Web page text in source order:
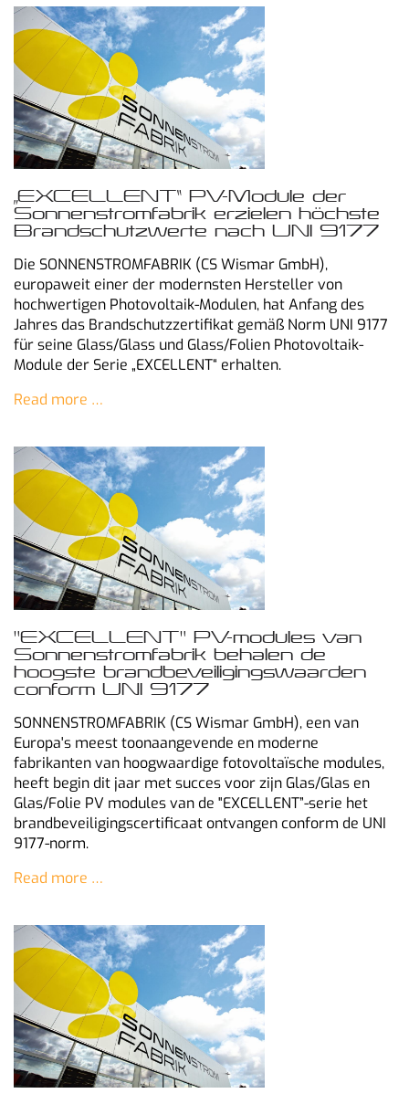
„EXCELLENT“ PV-Module der
Sonnenstromfabrik erzielen höchste
Brandschutzwerte nach UNI 9177
Die SONNENSTROMFABRIK (CS Wismar GmbH),
europaweit einer der modernsten Hersteller von
hochwertigen Photovoltaik-Modulen, hat Anfang des
Jahres das Brandschutzzertifikat gemäß Norm UNI 9177
für seine Glass/Glass und Glass/Folien Photovoltaik-
Module der Serie „EXCELLENT“ erhalten.
Read more …
"EXCELLENT" PV-modules van
Sonnenstromfabrik behalen de
hoogste brandbeveiligingswaarden
conform UNI 9177
SONNENSTROMFABRIK (CS Wismar GmbH), een van
Europa's meest toonaangevende en moderne
fabrikanten van hoogwaardige fotovoltaïsche modules,
heeft begin dit jaar met succes voor zijn Glas/Glas en
Glas/Folie PV modules van de "EXCELLENT”-serie het
brandbeveiligingscertificaat ontvangen conform de UNI
9177-norm.
Read more …